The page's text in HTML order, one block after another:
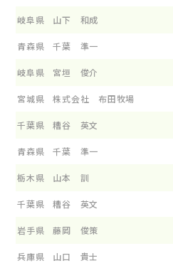
岐阜県 山下 和成
青森県 千葉 準一
岐阜県 宮垣 俊介
宮城県 株式会社 布田牧場
千葉県 糟谷 英文
青森県 千葉 準一
栃木県 山本 訓
千葉県 糟谷 英文
岩手県 藤岡 俊策
兵庫県 山口 貴士